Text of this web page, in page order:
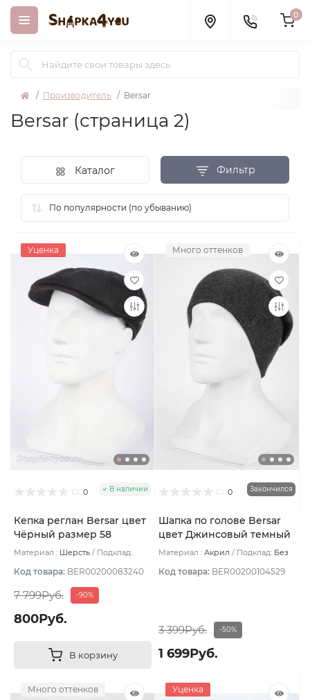
0
Производитель Bersar
Bersar (страница 2)
Фильтр
Каталог
Уценка
0 В наличии
Кепка реглан Bersar цвет
Чёрный размер 58
Материал : Шерсть
Подклад:
Код товара: BER00200083240
7 799Руб. -90%
800Руб.
В корзину
Много оттенков
0 Закончился
Шапка по голове Bersar
цвет Джинсовый темный
Материал : Акрил Подклад: Без
Код товара: BER00200104529
3 399Руб. -50%
1 699Руб.
Много оттенков Уценка